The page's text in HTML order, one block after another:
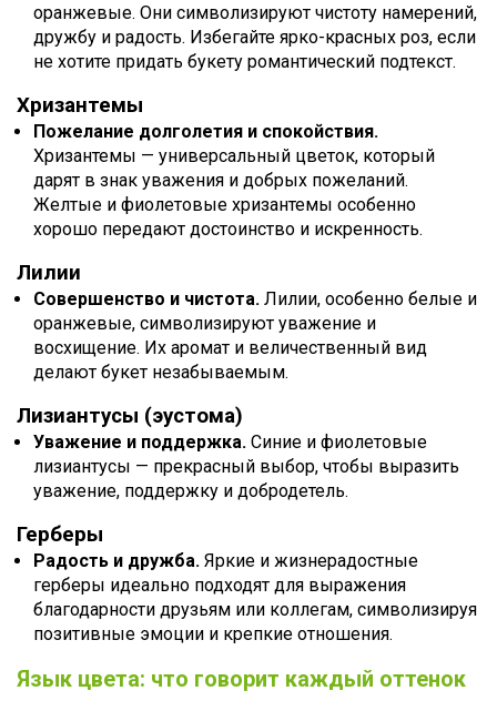
оранжевые. Они символизируют чистоту намерений,
дружбу и радость. Избегайте ярко-красных роз, если
не хотите придать букету романтический подтекст.
Хризантемы
Пожелание долголетия и спокойствия.
Хризантемы — универсальный цветок, который
дарят в знак уважения и добрых пожеланий.
Желтые и фиолетовые хризантемы особенно
хорошо передают достоинство и искренность.
Лилии
Совершенство и чистота. Лилии, особенно белые и
оранжевые, символизируют уважение и
восхищение. Их аромат и величественный вид
делают букет незабываемым.
Лизиантусы (эустома)
Уважение и поддержка. Синие и фиолетовые
лизиантусы — прекрасный выбор, чтобы выразить
уважение, поддержку и добродетель.
Герберы
Радость и дружба. Яркие и жизнерадостные
герберы идеально подходят для выражения
благодарности друзьям или коллегам, символизируя
позитивные эмоции и крепкие отношения.
Язык цвета: что говорит каждый оттенок